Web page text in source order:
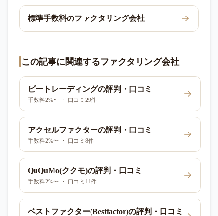
標準手数料のファクタリング会社
この記事に関連するファクタリング会社
ビートレーディングの評判・口コミ
手数料2%〜 ・ 口コミ29件
アクセルファクターの評判・口コミ
手数料2%〜 ・ 口コミ8件
QuQuMo(ククモ)の評判・口コミ
手数料2%〜 ・ 口コミ11件
ベストファクター(Bestfactor)の評判・口コミ